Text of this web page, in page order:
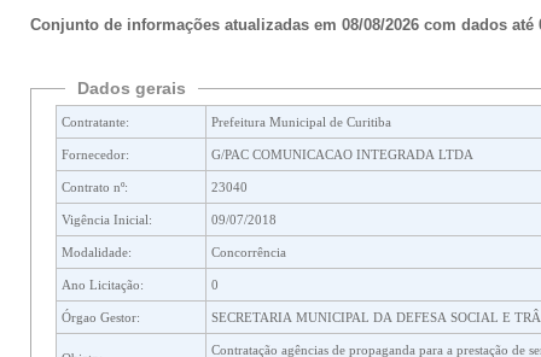
Conjunto de informações atualizadas em 08/08/2026 com dados até
Dados gerais
Contratante: Prefeitura Municipal de Curitiba
Fornecedor: G/PAC COMUNICACAO INTEGRADA LTDA
Contrato nº: 23040
Vigência Inicial: 09/07/2018
Modalidade: Concorrência
Ano Licitação: 0
Órgao Gestor: SECRETARIA MUNICIPAL DA DEFESA SOCIAL E
Contratação agências de propaganda para a prestação de serviços de publicidade para atendimento dos órgãos e entidades da administração direta e indireta do